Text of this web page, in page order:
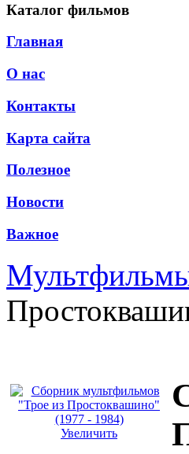
Каталог фильмов
Главная
О нас
Контакты
Карта сайта
Полезное
Новости
Важное
Увеличить